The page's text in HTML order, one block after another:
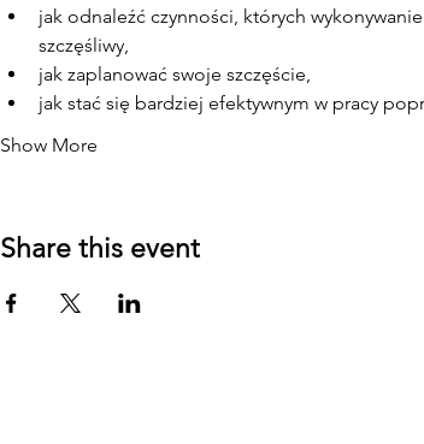
jak odnaleźć czynności, których
szczęśliwy,
jak zaplanować swoje szczęście,
jak stać się bardziej efektywnym w pracy
Show More
Share this event